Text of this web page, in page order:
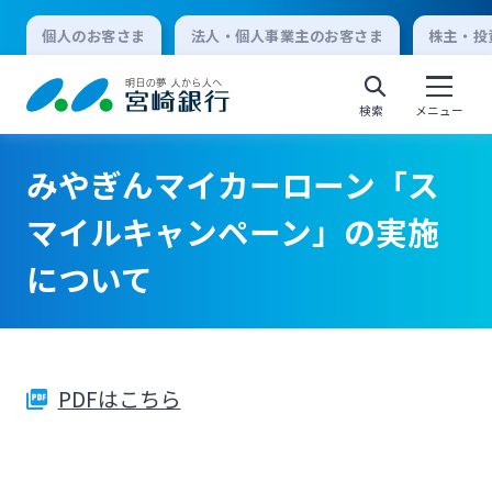
個人のお客さま 法人・個人事業主のお客さま 株主・
検索 メニュー
個人向けインターネットバンキング
みやぎんマイカーローン「ス
マイルキャンペーン」の実施
について
PDFはこちら